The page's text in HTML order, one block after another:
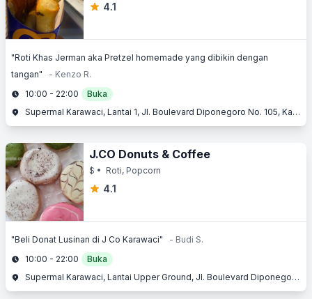
4.1
"Roti Khas Jerman aka Pretzel homemade yang dibikin dengan
tangan"
- Kenzo R.
10:00 - 22:00
Buka
Supermal Karawaci, Lantai 1, Jl. Boulevard Diponegoro No. 105, Karawaci, Tangerang, Banten
J.CO Donuts & Coffee
$ • Roti, Popcorn
4.1
"Beli Donat Lusinan di J Co Karawaci"
- Budi S.
10:00 - 22:00
Buka
Supermal Karawaci, Lantai Upper Ground, Jl. Boulevard Diponegoro No. 105, Karawaci, Tangerang, Banten